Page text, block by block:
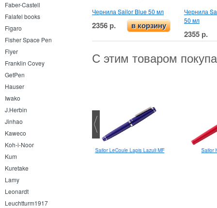
Faber-Castell
Falafel books
Figaro
Fisher Space Pen
Flyer
Franklin Covey
GetPen
Hauser
Iwako
J.Herbin
Jinhao
Kaweco
Koh-i-Noor
Kum
Kuretake
Lamy
Leonardt
Leuchtturm1917
Чернила Sailor Blue 50 мл
2356 р. в корзину
Чернила
50 мл
2355 р.
С этим товаром
Sailor LeCoule Lapis Lazuli MF Sailor